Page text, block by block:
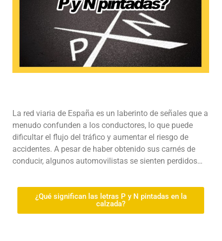
La red viaria de España es un laberinto de señales que a
menudo confunden a los conductores, lo que puede
dificultar el flujo del tráfico y aumentar el riesgo de
accidentes. A pesar de haber obtenido sus carnés de
conducir, algunos automovilistas se sienten perdidos…
¿Qué significan las letras P y N pintadas en la
calzada?